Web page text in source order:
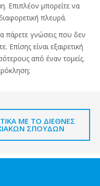
Επιπλέον μπορείτε να
πλευρά.
πάρετε γνώσεις που δεν
Επίσης είναι εξαιρετική
από έναν τομείς.
ΜΕ ΤΟ ΔΙΕΘΝΈΣ
ΣΠΟΥΔΏΝ